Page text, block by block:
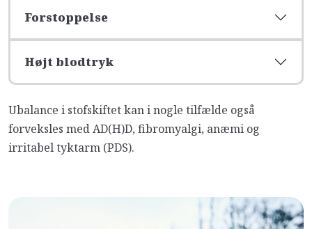
Forstoppelse
Højt blodtryk
Ubalance i stofskiftet kan i nogle tilfælde også
forveksles med AD(H)D, fibromyalgi, anæmi og
irritabel tyktarm (PDS).